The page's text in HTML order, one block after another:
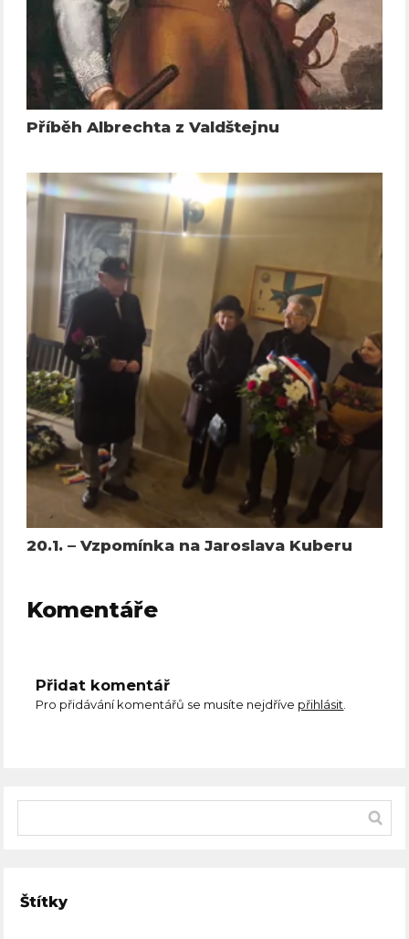
Příběh Albrechta z Valdštejnu
20.1. – Vzpomínka na Jaroslava Kuberu
Komentáře
Přidat komentář
Pro přidávání komentářů se musíte nejdříve přihlásit.
Štítky